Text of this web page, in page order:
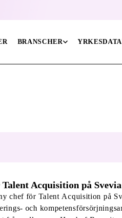
BRANSCHER
Acquisition på Svevia
chef för Talent Acquisition på
och